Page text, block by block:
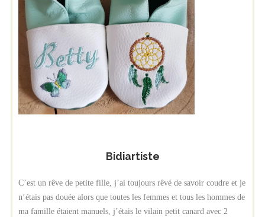
Bidiartiste
C’est un rêve de petite fille, j’ai toujours rêvé de savoir coudre et je
n’étais pas douée alors que toutes les femmes et tous les hommes de
ma famille étaient manuels, j’étais le vilain petit canard avec 2